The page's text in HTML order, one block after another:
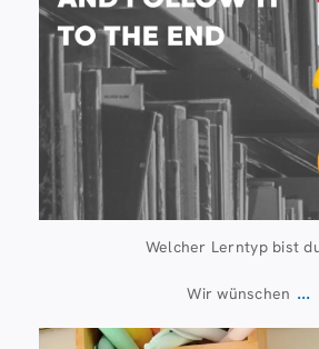
Welcher Lerntyp bist
Wir wünschen ...
Juli 13